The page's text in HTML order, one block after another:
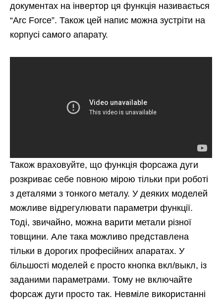
документах на інвертор ця функція називається
“Arc Force”. Також цей напис можна зустріти на
корпусі самого апарату.
Також враховуйте, що функція форсажа дуги
розкриває себе повною мірою тільки при роботі
з деталями з тонкого металу. У деяких моделей
можливе відрегулювати параметри функції.
Тоді, звичайно, можна варити метали різної
товщини. Але така можливо представлена
тільки в дорогих професійних апаратах. У
більшості моделей є просто кнопка вкл/выкл, із
заданими параметрами. Тому не включайте
форсаж дуги просто так. Невміле використанні